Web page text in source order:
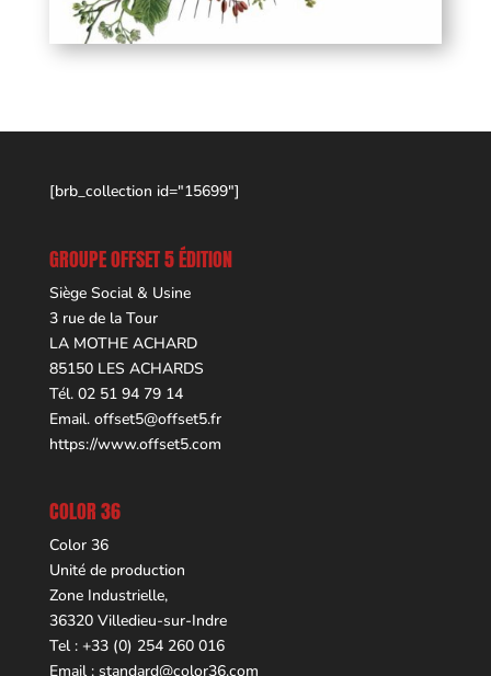
[brb_collection id="15699"]
GROUPE OFFSET 5 ÉDITION
Siège Social & Usine
3 rue de la Tour
LA MOTHE ACHARD
85150 LES ACHARDS
Tél. 02 51 94 79 14
Email. offset5@offset5.fr
https://www.offset5.com
COLOR 36
Color 36
Unité de production
Zone Industrielle,
36320 Villedieu-sur-Indre
Tel : +33 (0) 254 260 016
Email : standard@color36.com